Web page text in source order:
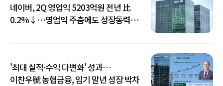
네이버, 2Q 영업익 5203억원 전년 比
0.2%↓…영업익 주춤에도 성장동력
'최대 실적·수익 다변화' 성과…
이찬우號 농협금융, 임기 말년 성장 박차